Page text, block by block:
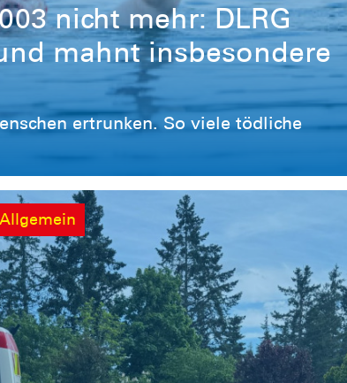
nicht mehr: DLRG
mahnt insbesondere
ertrunken. So viele tödliche
Allgemein